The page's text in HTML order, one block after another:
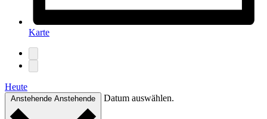
Karte
Heute
Anstehende Anstehende Datum auswählen.